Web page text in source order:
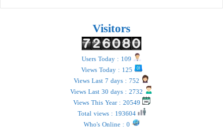
Visitors
Total views : 193604